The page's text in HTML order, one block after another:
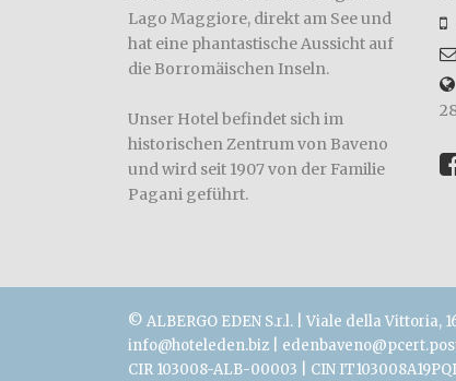
Lago Maggiore, direkt am See und
hat eine phantastische Aussicht auf
die Borromäischen Inseln.
Unser Hotel befindet sich im
historischen Zentrum von Baveno
und wird seit 1907 von der Familie
Pagani geführt.
© ALBERGO EDEN S.r.l. | Viale della Vittoria,
info@hoteleden.biz |
CIR 103008-ALB-00003 | CIN